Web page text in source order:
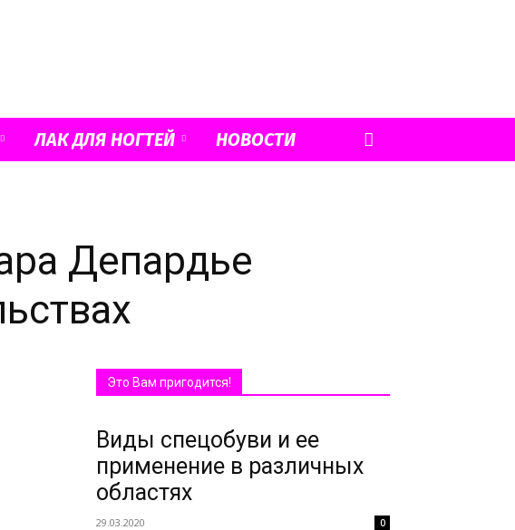
ЛАК ДЛЯ НОГТЕЙ НОВОСТИ
Депардье
Это Вам пригодится!
Виды спецобуви и ее
применение в различных
областях
29.03.2020 0